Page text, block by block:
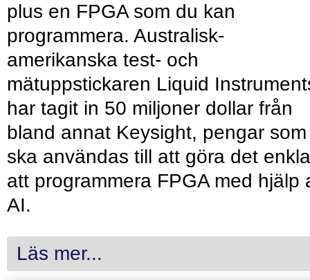
plus en FPGA som du kan
programmera. Australisk-
amerikanska test- och
mätuppstickaren Liquid
har tagit in 50 miljoner dollar från
bland annat Keysight, pengar som
ska användas till att göra det
att programmera FPGA med hjälp
AI.
Läs mer...